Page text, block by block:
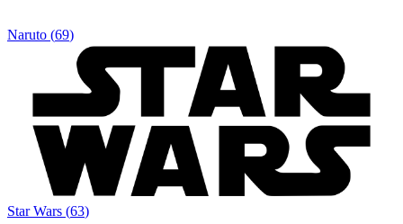
Naruto (69)
Star Wars (63)